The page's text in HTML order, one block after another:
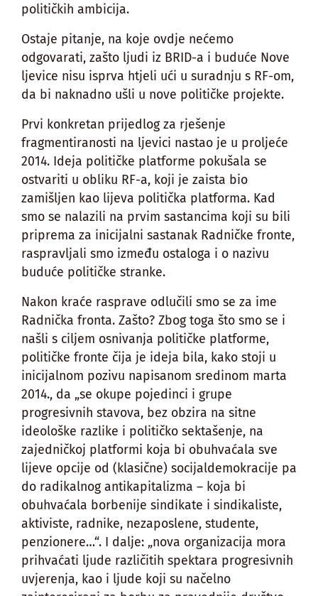
političkih ambicija.
Ostaje pitanje, na koje ovdje nećemo
odgovarati, zašto ljudi iz BRID-a i buduće Nove
ljevice nisu isprva htjeli ući u suradnju s RF-om,
da bi naknadno ušli u nove političke projekte.
Prvi konkretan prijedlog za rješenje
fragmentiranosti na ljevici nastao je u proljeće
2014. Ideja političke platforme pokušala se
ostvariti u obliku RF-a, koji je zaista bio
zamišljen kao lijeva politička platforma. Kad
smo se nalazili na prvim sastancima koji su bili
priprema za inicijalni sastanak Radničke fronte,
raspravljali smo između ostaloga i o nazivu
buduće političke stranke.
Nakon kraće rasprave odlučili smo se za ime
Radnička fronta. Zašto? Zbog toga što smo se i
našli s ciljem osnivanja političke platforme,
političke fronte čija je ideja bila, kako stoji u
inicijalnom pozivu napisanom sredinom marta
2014., da „se okupe pojedinci i grupe
progresivnih stavova, bez obzira na sitne
ideološke razlike i političko sektašenje, na
zajedničkoj platformi koja bi obuhvaćala sve
lijeve opcije od (klasične) socijaldemokracije pa
do radikalnog antikapitalizma – koja bi
obuhvaćala borbenije sindikate i sindikaliste,
aktiviste, radnike, nezaposlene, studente,
penzionere…“. I dalje: „nova organizacija mora
prihvaćati ljude različitih spektara progresivnih
uvjerenja, kao i ljude koji su načelno